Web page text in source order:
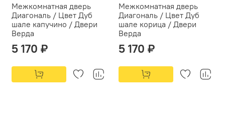
Межкомнатная дверь
Диагональ / Цвет Дуб
шале капучино / Двери
Верда
5 170 ₽
Межкомнатная дверь
Диагональ / Цвет Дуб
шале корица / Двери
Верда
5 170 ₽